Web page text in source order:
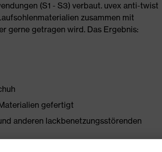
(S1 - S3) verbaut. uvex anti-twist
zusammen mit
gerne getragen wird. Das Ergebnis:
gefertigt
anderen lackbenetzungsstörenden